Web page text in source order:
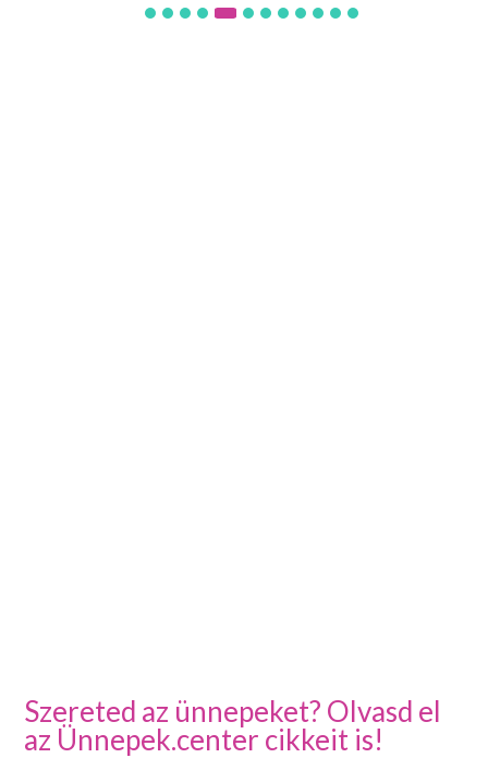
Szereted az ünnepeket? Olvasd el
az Ünnepek.center cikkeit is!